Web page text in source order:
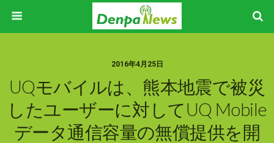
2016年4月25日
UQモバイルは、熊本地震で被災
したユーザーに対してUQ Mobile
データ通信容量の無償提供を開